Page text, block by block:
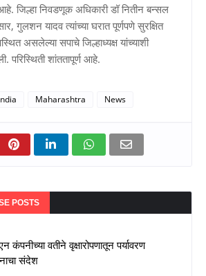
जिल्हा निवडणूक अधिकारी डॉ नितीन बन्सल
गुलशन यादव त्यांच्या घरात पूर्णपणे सुरक्षित
असलेल्या सपाचे जिल्हाध्यक्ष यांच्याशी
परिस्थिती शांततापूर्ण आहे.
Maharashtra News
POSTS
कंपनीच्या वतीने वृक्षारोपणातून पर्यावरण
संदेश